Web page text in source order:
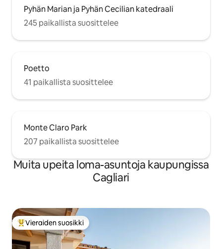
Pyhän Marian ja Pyhän Cecilian katedraali
245 paikallista suosittelee
Poetto
41 paikallista suosittelee
Monte Claro Park
207 paikallista suosittelee
Muita upeita loma-asuntoja kaupungissa
Cagliari
Vieraiden suosikkien parhaimmistoa
Vieraiden suosikki